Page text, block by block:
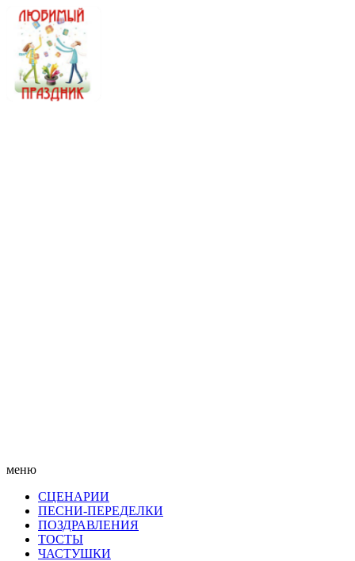
меню
СЦЕНАРИИ
ПЕСНИ-ПЕРЕДЕЛКИ
ПОЗДРАВЛЕНИЯ
ТОСТЫ
ЧАСТУШКИ